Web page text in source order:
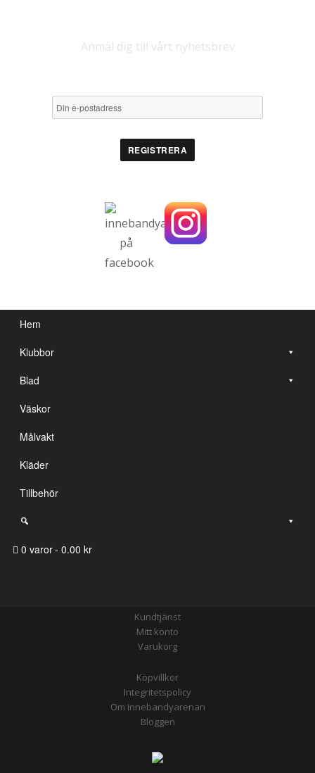
Anmäl dig till vårt nyhetsbrev
Hem
Klubbor
Blad
Väskor
Målvakt
Kläder
Tillbehör
0 varor 0.00 kr
Kundtjänst
Mitt konto
Varukorg
Köpvillkor
Integritetspolicy
Om Innebandyarenan
Bloggen